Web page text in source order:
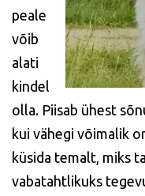
peale
võib
alati
kindel
olla. Piisab ühest
kui vähegi võimalik
küsida temalt, miks
vabatahtlikuks